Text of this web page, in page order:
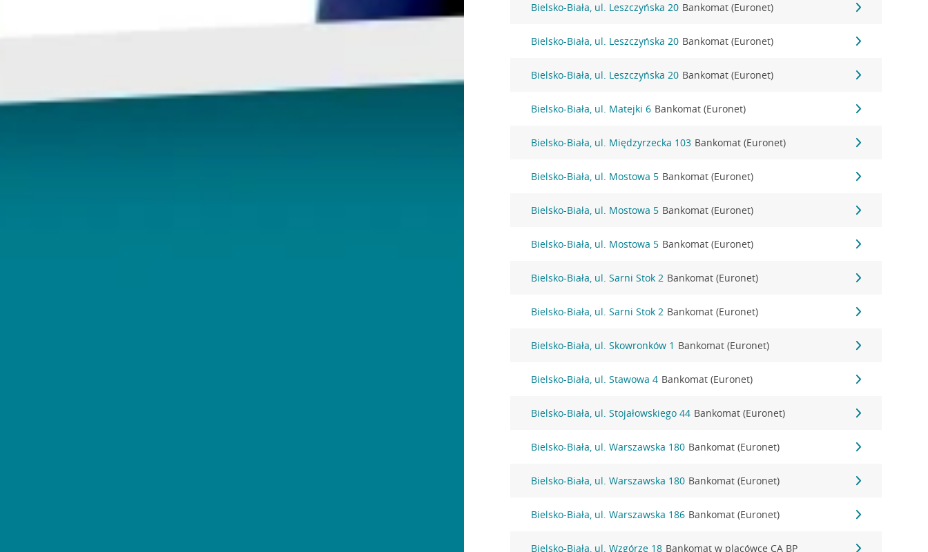
Bielsko-Biała, ul. Leszczyńska 20 Bankomat (Euronet)
Bielsko-Biała, ul. Leszczyńska 20 Bankomat (Euronet)
Bielsko-Biała, ul. Leszczyńska 20 Bankomat (Euronet)
Bielsko-Biała, ul. Matejki 6 Bankomat (Euronet)
Bielsko-Biała, ul. Międzyrzecka 103 Bankomat (Euronet)
Bielsko-Biała, ul. Mostowa 5 Bankomat (Euronet)
Bielsko-Biała, ul. Mostowa 5 Bankomat (Euronet)
Bielsko-Biała, ul. Mostowa 5 Bankomat (Euronet)
Bielsko-Biała, ul. Sarni Stok 2 Bankomat (Euronet)
Bielsko-Biała, ul. Sarni Stok 2 Bankomat (Euronet)
Bielsko-Biała, ul. Skowronków 1 Bankomat (Euronet)
Bielsko-Biała, ul. Stawowa 4 Bankomat (Euronet)
Bielsko-Biała, ul. Stojałowskiego 44 Bankomat (Euronet)
Bielsko-Biała, ul. Warszawska 180 Bankomat (Euronet)
Bielsko-Biała, ul. Warszawska 180 Bankomat (Euronet)
Bielsko-Biała, ul. Warszawska 186 Bankomat (Euronet)
Bielsko-Biała, ul. Wzgórze 18 Bankomat w placówce CA BP